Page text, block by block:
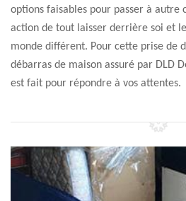
options faisables pour passer à autre
action de tout laisser derrière soi et
monde différent. Pour cette prise de
débarras de maison assuré par DLD
est fait pour répondre à vos attentes.